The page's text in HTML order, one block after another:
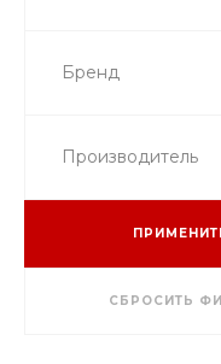
Бренд
Производитель
СБРОСИТЬ